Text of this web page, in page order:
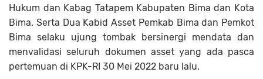
Hukum dan Kabag Tatapem Kabupaten Bima dan Kota
Bima. Serta Dua Kabid Asset Pemkab Bima dan Pemkot
Bima selaku ujung tombak bersinergi mendata dan
menvalidasi seluruh dokumen asset yang ada pasca
pertemuan di KPK-RI 30 Mei 2022 baru lalu.